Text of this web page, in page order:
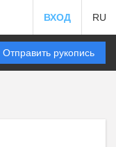
ВХОД RU
Отправить рукопись